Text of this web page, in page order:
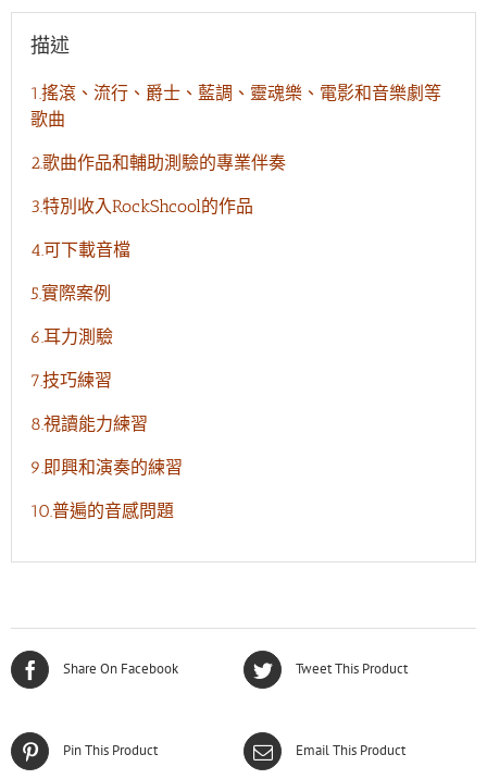
Piano
三
量
描述
1.搖滾、流行、爵士、藍調、靈魂樂、電影和音樂劇等
歌曲
2.歌曲作品和輔助測驗的專業伴奏
3.特別收入RockShcool的作品
4.可下載音檔
5.實際案例
6.耳力測驗
7.技巧練習
8.視讀能力練習
9.即興和演奏的練習
10.普遍的音感問題
Share On Facebook Tweet This Product
Pin This Product Email This Product